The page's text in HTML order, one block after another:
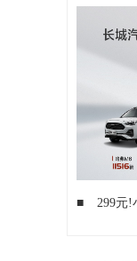
■ 299元!